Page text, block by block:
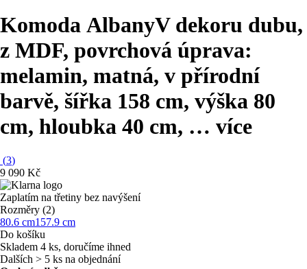
Komoda AlbanyV dekoru dubu,
z MDF, povrchová úprava:
melamin, matná, v přírodní
barvě, šířka 158 cm, výška 80
cm, hloubka 40 cm, … více
(3)
9 090 Kč
Zaplatím na třetiny bez navýšení
Rozměry (2)
80.6 cm157.9 cm
Do košíku
Skladem 4 ks, doručíme ihned
Dalších > 5 ks na objednání